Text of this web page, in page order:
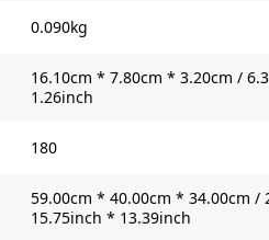
0.090kg
16.10cm * 7.80cm * 3.20cm /
1.26inch
180
59.00cm * 40.00cm * 34.00cm /
15.75inch * 13.39inch